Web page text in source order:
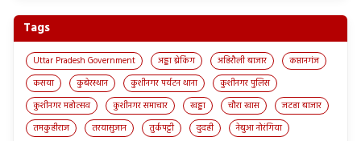
Tags
Uttar Pradesh Government अड्डा ब्रेकिंग अहिरौली बाजार
कप्तानगंज
कसया
कुबेरस्थान कुशीनगर पर्यटन थाना
कुशीनगर पुलिस
कुशीनगर महोत्सव
कुशीनगर समाचार खड्डा चौरा खास
जटहा बाजार
तमकुहीराज
तरयासुजान तुर्कपट्टी दुदही
नेबुआ नोरंगिया